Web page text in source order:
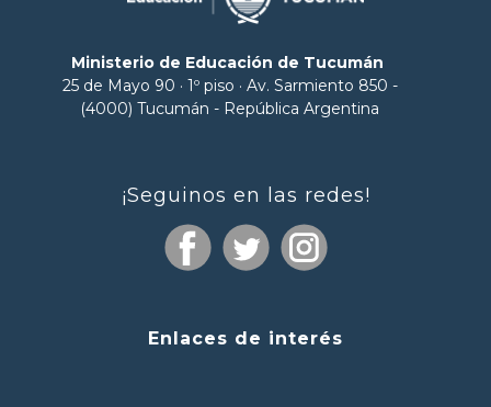
Ministerio de Educación de Tucumán
25 de Mayo 90 · 1º piso · Av. Sarmiento 850 -
(4000) Tucumán - República Argentina
¡Seguinos en las redes!
Enlaces de interés